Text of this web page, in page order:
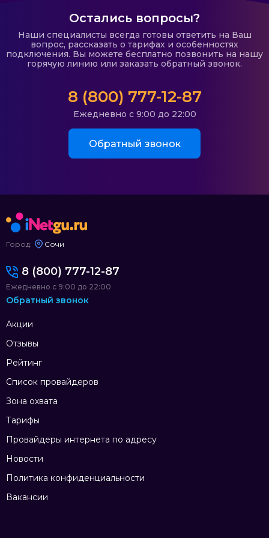
Остались вопросы?
Наши специалисты всегда готовы ответить на Ваш
вопрос, рассказать о тарифах и особенностях
подключения. Вы можете бесплатно позвонить на нашу
горячую линию или заказать обратный звонок.
8 (800) 777-12-87
Ежедневно с 9:00 до 22:00
Обратный звонок
Город: Сочи
Акции
Отзывы
Рейтинг
Список провайдеров
Зона охвата
Тарифы
Провайдеры интернета по адресу
Новости
Политика конфиденциальности
Вакансии
8 (800) 777-12-87
Ежедневно с 9:00 до 22:00
Обратный звонок